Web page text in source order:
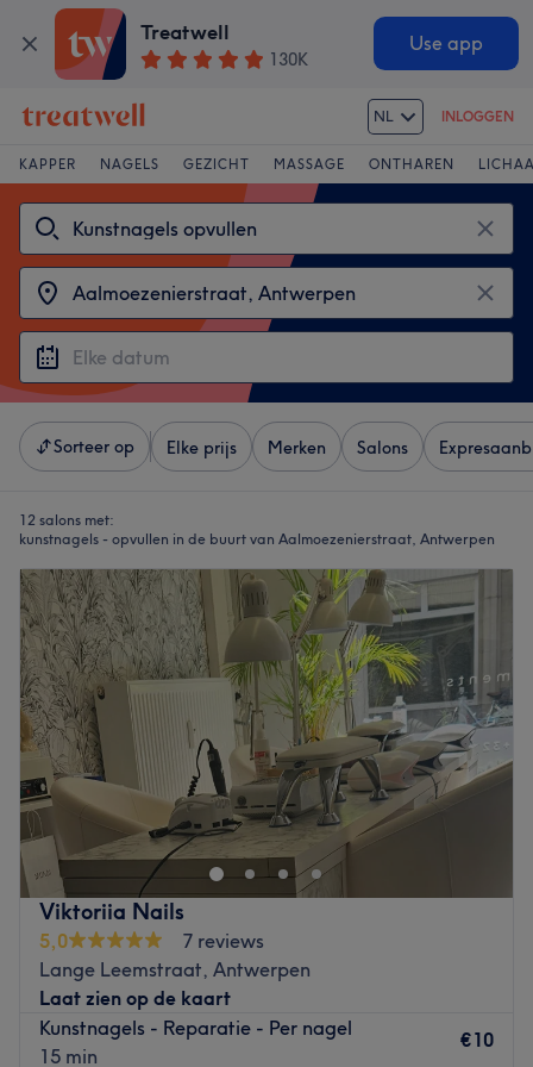
Treatwell
130K
Use app
NL INLOGGEN
KAPPER NAGELS GEZICHT MASSAGE ONTHAREN
Sorteer op Elke prijs Merken Salons
12 salons met:
kunstnagels - opvullen in de buurt van Aalmoezenierstraat, Antwerpen
Viktoriia Nails
5,0
7 reviews
Lange Leemstraat, Antwerpen
Laat zien op de kaart
Kunstnagels - Reparatie - Per nagel
15 min
€10